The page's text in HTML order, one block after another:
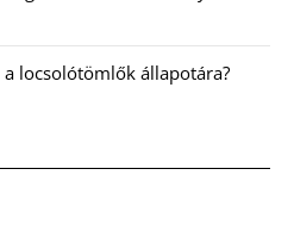
locsolótömlők állapotára?